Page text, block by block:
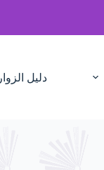
دليل الزوار